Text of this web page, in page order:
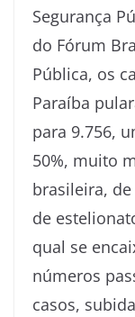
Segurança
do Fórum
Pública, os
Paraíba
para 9.756,
50%, muito
brasileira,
de
qual se
números
casos,